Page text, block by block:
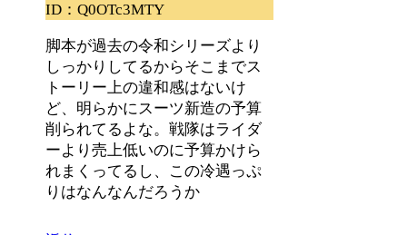
ID：Q0OTc3MTY
脚本が過去の令和シリーズより
しっかりしてるからそこまでス
トーリー上の違和感はないけ
ど、明らかにスーツ新造の予算
削られてるよな。戦隊はライダ
ーより売上低いのに予算かけら
れまくってるし、この冷遇っぷ
りはなんなんだろうか